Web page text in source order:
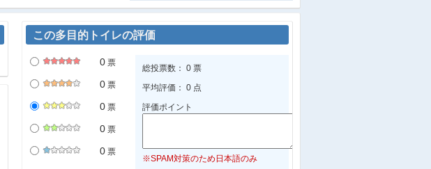
この多目的トイレの評価
0 票
0 票
0 票
0 票
0 票
総投票数： 0 票
平均評価： 0 点
評価ポイント
※SPAM対策のため日本語のみ